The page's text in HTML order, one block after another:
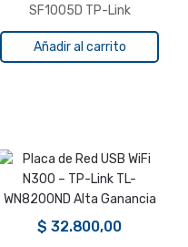
SF1005D TP-Link
Añadir al carrito
$ 32.800,00